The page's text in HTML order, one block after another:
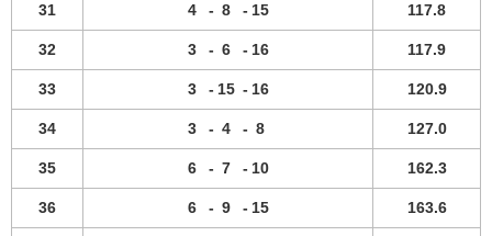
31 4 - 8 - 15 117.8
32 3 - 6 - 16 117.9
33 3 - 15 - 16 120.9
34 3 - 4 - 8 127.0
35 6 - 7 - 10 162.3
36 6 - 9 - 15 163.6